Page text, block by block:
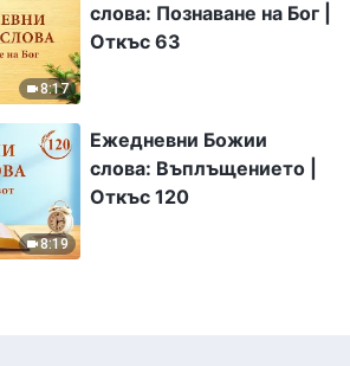
8:17
слова: Познаване на Бог |
Откъс 63
8:19
Ежедневни Божии
слова: Въплъщението |
Откъс 120